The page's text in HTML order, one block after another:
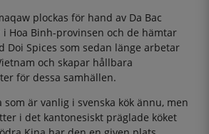
plockas för hand av Da Bac
i Hoa Binh-provinsen och de hämtar
Doi Spices som sedan länge arbetar
och skapar hållbara
för dessa samhällen.
är vanlig i svenska kök ännu, men
i det kantonesiskt präglade köket